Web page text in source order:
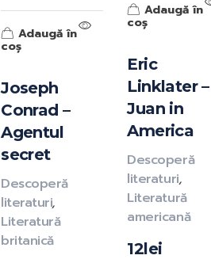
Joseph
Conrad –
Agentul
secret
Descoperă
literaturi,
Literatură
britanică
Adaugă în
coș
Eric
Linklater –
Juan in
America
12lei
Descoperă
literaturi,
Literatură
americană
Adaugă în
coș